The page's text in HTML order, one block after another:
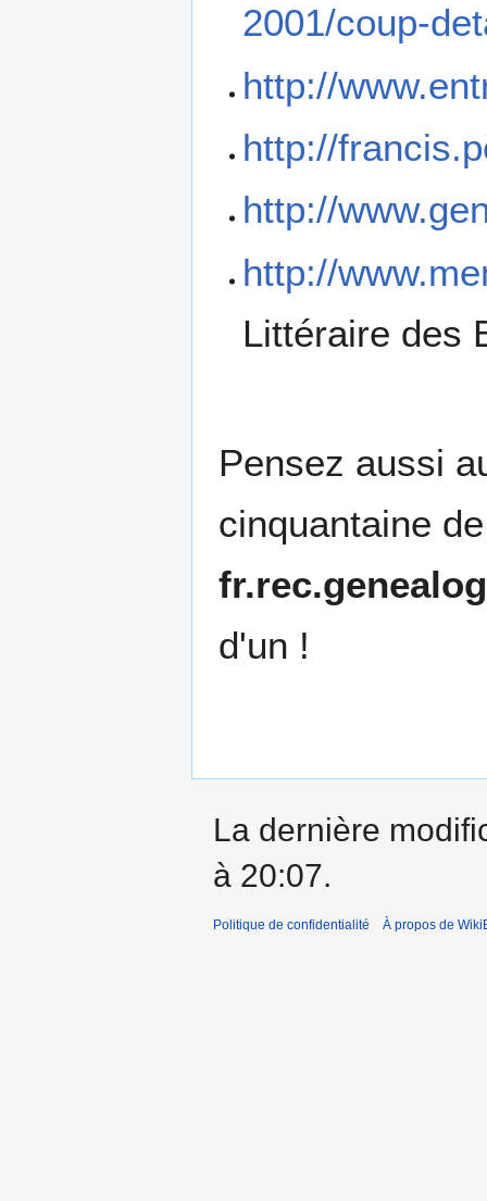
2001/coup-
http://
http://
http://
http://
Littéraire des
Pensez aussi
cinquantaine
d'un !
La dernière
à 20:07.
Politique de confidentialité À propos de